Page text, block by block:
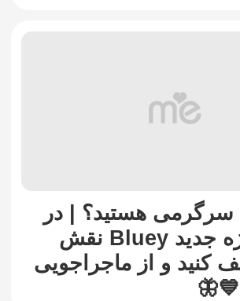
سرگرمی هستید؟ | در
قسمت ویژه جدید Bluey نقش
کنید و از ماجراجویی